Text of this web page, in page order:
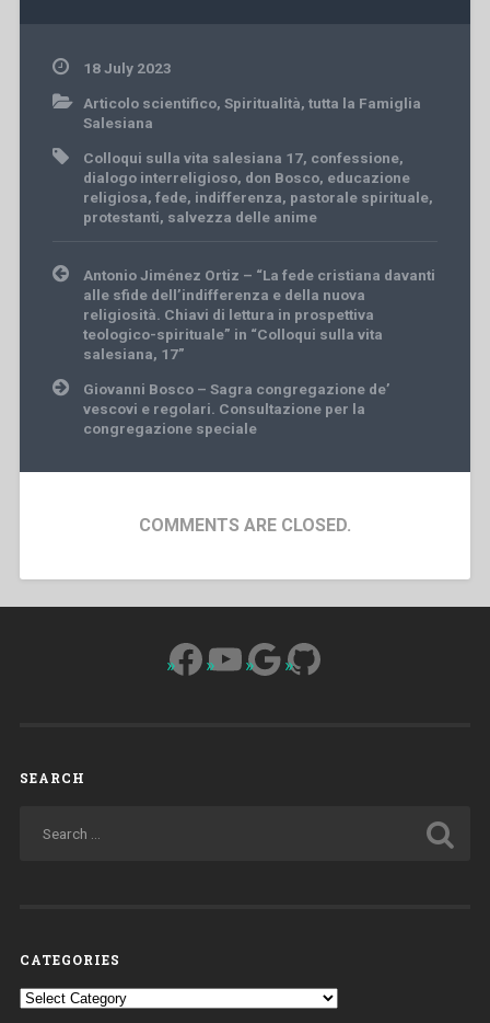
18 July 2023
Articolo scientifico, Spiritualità, tutta la Famiglia
Salesiana
Colloqui sulla vita salesiana 17, confessione,
dialogo interreligioso, don Bosco, educazione
religiosa, fede, indifferenza, pastorale spirituale,
protestanti, salvezza delle anime
Post
navigation
Antonio Jiménez Ortiz – “La fede cristiana davanti
alle sfide dell’indifferenza e della nuova
religiosità. Chiavi di lettura in prospettiva
teologico-spirituale” in “Colloqui sulla vita
salesiana, 17”
Giovanni Bosco – Sagra congregazione de’
vescovi e regolari. Consultazione per la
congregazione speciale
COMMENTS ARE CLOSED.
Facebook
YouTube
Google
GitHub
SEARCH
CATEGORIES
Categories